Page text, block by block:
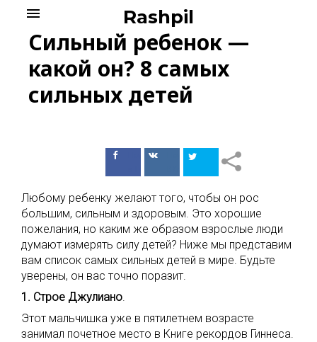
content
Rashpil
menu
Сильный ребенок —
какой он? 8 самых
сильных детей
ПоделитьсяПоделиться
Любому ребенку желают того, чтобы он рос
большим, сильным и здоровым. Это хорошие
пожелания, но каким же образом взрослые люди
думают измерять силу детей? Ниже мы представим
вам список самых сильных детей в мире. Будьте
уверены, он вас точно поразит.
1. Строе Джулиано.
Этот мальчишка уже в пятилетнем возрасте
занимал почетное место в Книге рекордов Гиннеса.